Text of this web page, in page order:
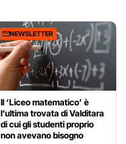
NEWSLETTER
Il ‘Liceo matematico’ è
l’ultima trovata di Valditara
di cui gli studenti proprio
non avevano bisogno